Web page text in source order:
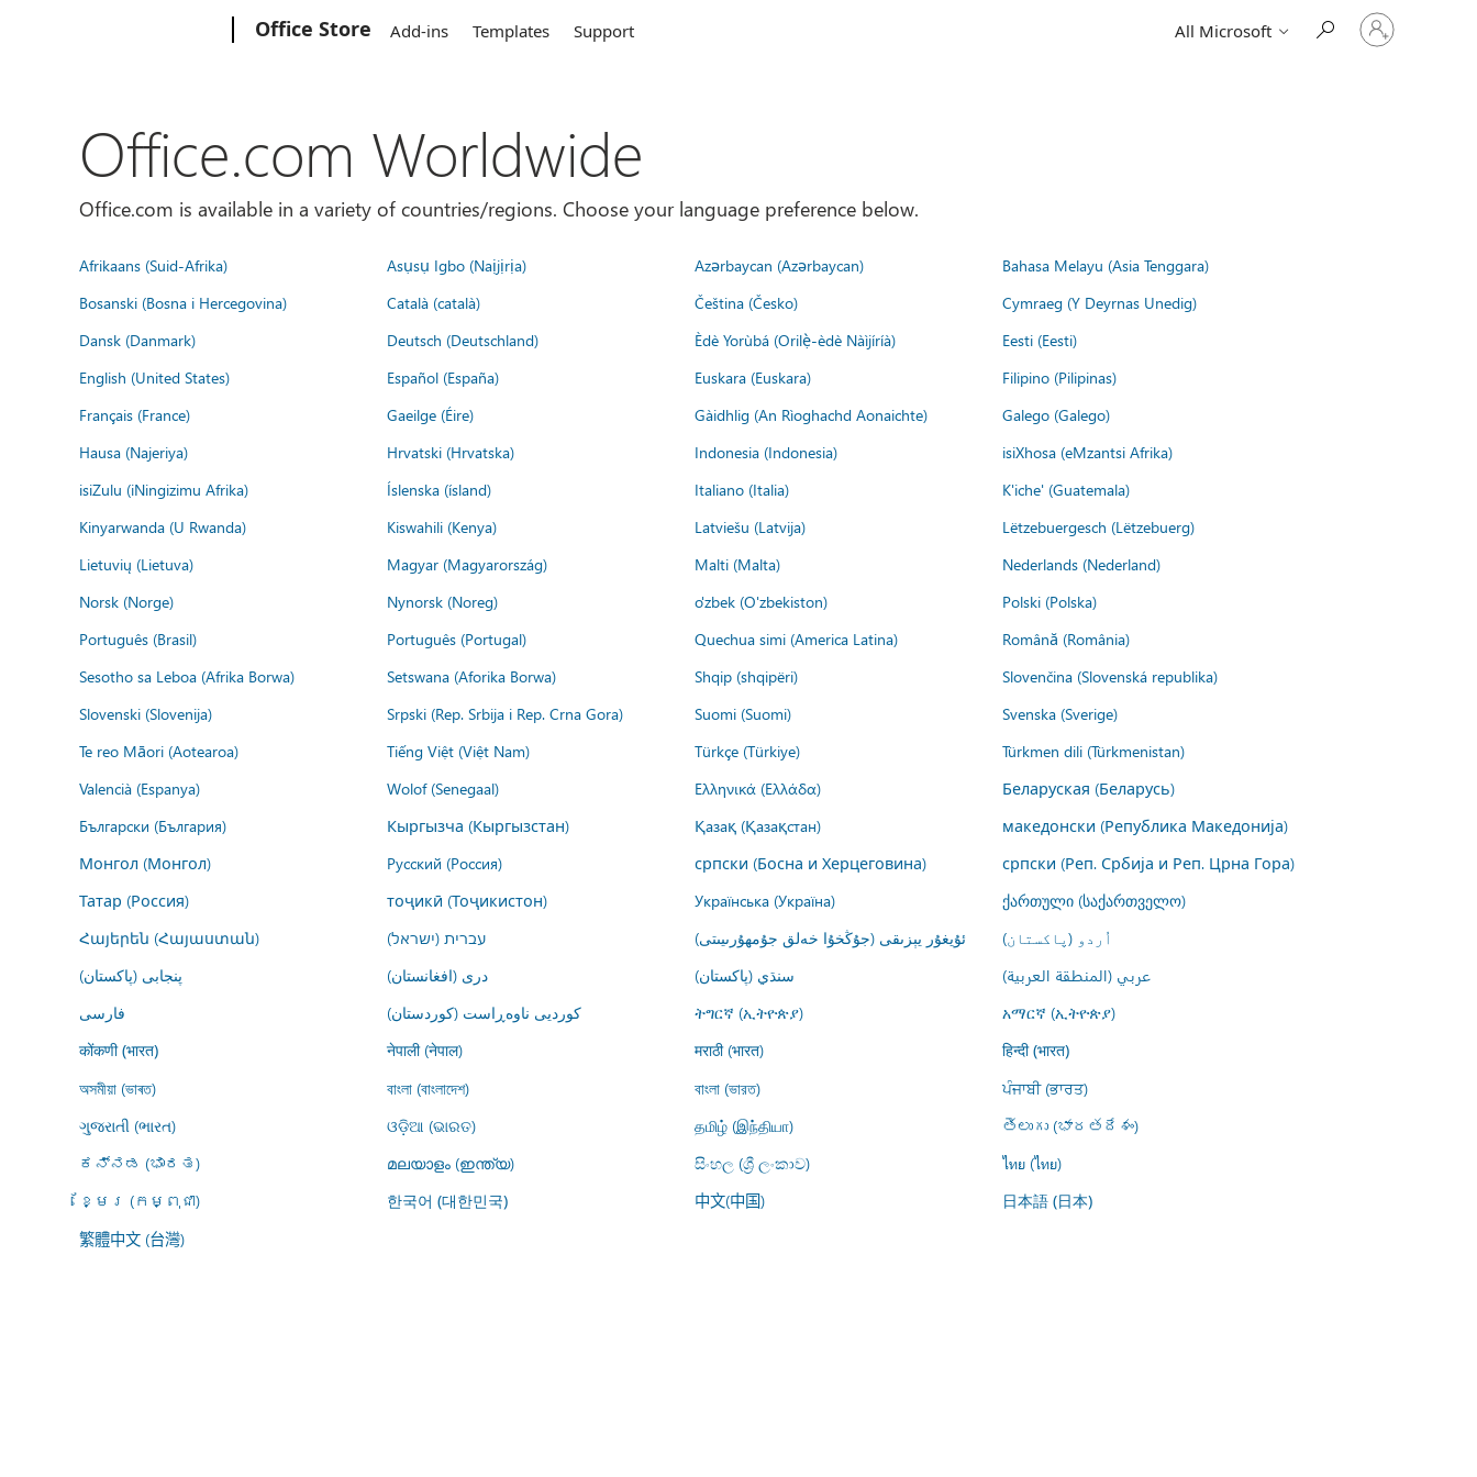
Office Store Add-ins Templates Support All Microsoft
Sign
in
Office.com Worldwide
Office.com is available in a variety of countries/regions. Choose your language preference below.
Afrikaans (Suid-Afrika) Asụsụ Igbo (Naịjịrịa) Azərbaycan (Azərbaycan)
Bahasa Melayu (Asia Tenggara)
Bosanski (Bosna i Hercegovina)
Català (català) Čeština (Česko)
Cymraeg (Y Deyrnas Unedig)
Dansk (Danmark)
Deutsch (Deutschland) Èdè Yorùbá (Orilẹ̀-èdè Nàìjíríà)
Eesti (Eesti)
English (United States)
Español (España) Euskara (Euskara)
Filipino (Pilipinas)
Français (France)
Gaeilge (Éire) Gàidhlig (An Rìoghachd Aonaichte)
Galego (Galego)
Hausa (Najeriya)
Hrvatski (Hrvatska) Indonesia (Indonesia)
isiXhosa (eMzantsi Afrika)
isiZulu (iNingizimu Afrika)
Íslenska (ísland) Italiano (Italia)
K'iche' (Guatemala)
Kinyarwanda (U Rwanda)
Kiswahili (Kenya) Latviešu (Latvija)
Lëtzebuergesch (Lëtzebuerg)
Lietuvių (Lietuva)
Magyar (Magyarország) Malti (Malta)
Nederlands (Nederland)
Norsk (Norge)
Nynorsk (Noreg) o'zbek (O'zbekiston)
Polski (Polska)
Português (Brasil)
Português (Portugal) Quechua simi (America Latina)
Română (România)
Sesotho sa Leboa (Afrika Borwa)
Setswana (Aforika Borwa) Shqip (shqipëri)
Slovenčina (Slovenská republika)
Slovenski (Slovenija)
Srpski (Rep. Srbija i Rep. Crna Gora) Suomi (Suomi)
Svenska (Sverige)
Te reo Māori (Aotearoa)
Tiếng Việt (Việt Nam) Türkçe (Türkiye)
Türkmen dili (Türkmenistan)
Valencià (Espanya)
Wolof (Senegaal) Ελληνικά (Ελλάδα)
Беларуская (Беларусь)
Български (България)
Кыргызча (Кыргызстан) Қазақ (Қазақстан)
македонски (Република Македонија)
Монгол (Монгол)
Русский (Россия) српски (Босна и Херцеговина)
српски (Реп. Србија и Реп. Црна Гора)
Татар (Россия)
тоҷикӣ (Тоҷикистон) Українська (Україна)
ქართული (საქართველო)
Հայերեն (Հայաստան)
עברית (ישראל) ئۇيغۇر يېزىقى (جۇڭخۇا خەلق جۇمھۇرىيىتى)
اُردو (پاکستان)
پنجابی (پاکستان)
درى (افغانستان) سنڌي (پاکستان)
عربي (المنطقة العربية)
فارسى
کوردیی ناوەڕاست (کوردستان) ትግርኛ (ኢትዮጵያ) አማርኛ (ኢትዮጵያ)
कोंकणी (भारत) नेपाली (नेपाल) मराठी (भारत) हिन्दी (भारत)
অসমীয়া (ভাৰত) বাংলা (বাংলাদেশ) বাংলা (ভারত)
ਪੰਜਾਬੀ (ਭਾਰਤ)
ગુજરાતી (ભારત)
ଓଡ଼ିଆ (ଭାରତ) தமிழ் (இந்தியா)
తెలుగు (భారతదేశం)
ಕನ್ನಡ (ಭಾರತ)
മലയാളം (ഇന്ത്യ) සිංහල (ශ්‍රී ලංකාව)
ไทย (ไทย)
ខ្មែរ (កម្ពុជា)
한국어 (대한민국) 中文(中国) 日本語 (日本)
繁體中文 (台灣)